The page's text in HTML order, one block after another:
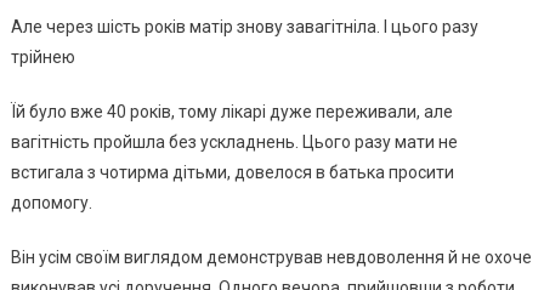
Але через шість років матір знову завагітніла. І цього разу
трійнею
Їй було вже 40 років, тому лікарі дуже переживали, але
вагітність пройшла без ускладнень. Цього разу мати не
встигала з чотирма дітьми, довелося в батька просити
допомогу.
Він усім своїм виглядом демонстрував невдоволення й не охоче